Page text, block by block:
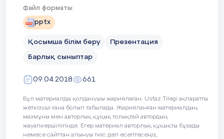
Функционалдық сауаттылық – адамның сыртқы
ортамен қарым-қатынасқа түсе алу қабілеті және
қарым- қатынас жасай алу деңгейінің көрсеткіші.
Олай болса, функционалдық сауаттылық
тұлғаның белгілі бір мәдени ортада өмір сүруі
үшін қажетті деп саналатын және оның әлеуметтік
білік, дағдылардың жиынтығынан құралады
4 слайд
Файл форматы:
pptx
Қосымша білім беру Презентация
Барлық сыныптар
09.04.2018 661
Бұл материалды қолданушы жариялаған. Ustaz Tilegi ақпаратты
жеткізуші ғана болып табылады. Жарияланған материалдың
мазмұны мен авторлық құқық толықтай автордың
жауапкершілігінде. Егер материал авторлық құқықты бұзады
немесе сайттан алынуы тиіс деп есептесеңіз,